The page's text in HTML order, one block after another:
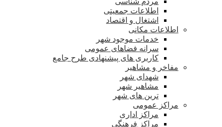
اطلاعات جمعیتی
اشتغال و اقتصاد
اطلاعات مکانی
خدمات موجود شهر
سرانه فضاهای عمومی
کاربری های پیشنهادی طرح جامع
مفاخر و مشاهیر
شهدای شهر
مشاهیر شهر
ترین های شهر
مراکز عمومی
مراکز اداری
مراکز فرهنگی